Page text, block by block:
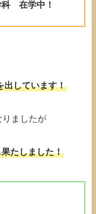
科 在学中！
出しています！
ましたが
たしました！